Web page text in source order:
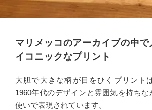
マリメッコのアーカイブの中
イコニックなプリント
大胆で大きな柄が目をひくプリント
1960年代のデザインと雰囲気を持ち
使いで表現されています。